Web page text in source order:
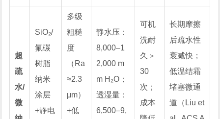
超
疏
水/
微
SiO₂/
氟碳
树脂
纳米
涂层
+静电
多级
粗糙
度
（Ra
≈2.3
μm）
+低
静水压：
8,000–1
2,000 m
m H₂O；
透湿量：
6,500–9,
可机
洗耐
久＞
30
次；
成本
长期摩擦
后疏水性
衰减快；
低温结霜
堵塞微通
道（Liu et